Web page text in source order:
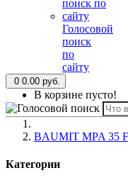
Голосовой
поиск
по
сайту
0 0.00 руб.
В корзине пусто!
BAUMIT MPA 35
Категории